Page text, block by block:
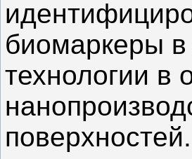
биомаркеры в
технологии в
поверхностей.